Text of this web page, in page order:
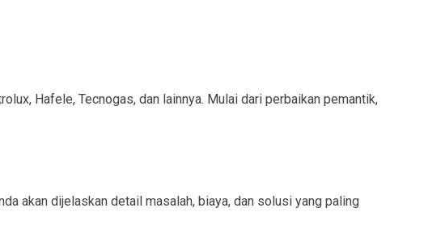
Hafele, Tecnogas, dan lainnya. Mulai dari perbaikan pemantik,
akan dijelaskan detail masalah, biaya, dan solusi yang paling